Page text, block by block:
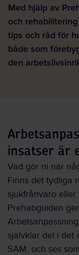
Med hjälp av
och
tips och råd för
både som
den
insatser är
Vad gör ni när
Finns det tydliga
sjukfrånvaro
Prehabguiden
självklar del i det
SAM, och ses